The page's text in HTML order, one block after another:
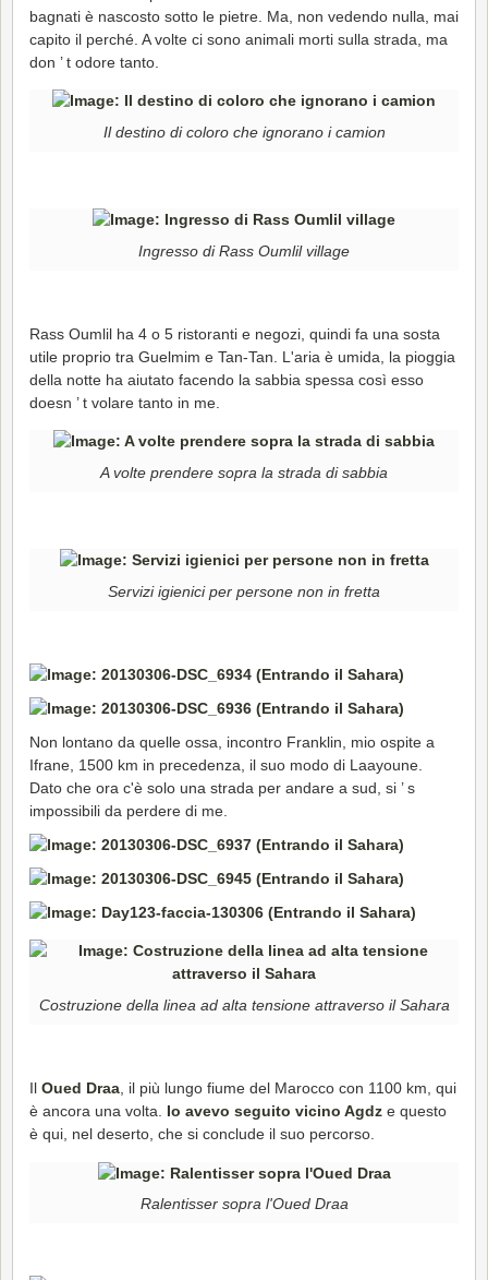
bagnati è nascosto sotto le pietre. Ma, non vedendo nulla, mai
capito il perché. A volte ci sono animali morti sulla strada, ma
don ’ t odore tanto.
Il destino di coloro che ignorano i camion
Ingresso di Rass Oumlil village
Rass Oumlil ha 4 o 5 ristoranti e negozi, quindi fa una sosta
utile proprio tra Guelmim e Tan-Tan. L'aria è umida, la pioggia
della notte ha aiutato facendo la sabbia spessa così esso
doesn ’ t volare tanto in me.
A volte prendere sopra la strada di sabbia
Servizi igienici per persone non in fretta
Non lontano da quelle ossa, incontro Franklin, mio ospite a
Ifrane, 1500 km in precedenza, il suo modo di Laayoune.
Dato che ora c'è solo una strada per andare a sud, si ’ s
impossibili da perdere di me.
Costruzione della linea ad alta tensione attraverso il Sahara
Il Oued Draa , il più lungo fiume del Marocco con 1100 km, qui
è ancora una volta. Io avevo seguito vicino Agdz e questo
è qui, nel deserto, che si conclude il suo percorso.
Ralentisser sopra l'Oued Draa